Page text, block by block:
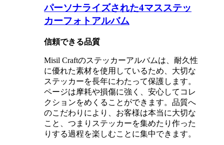
パーソナライズされた4マスステッ
カーフォトアルバム
信頼できる品質
Misil Craftのステッカーアルバムは、耐久性
に優れた素材を使用しているため、大切な
ステッカーを長年にわたって保護します。
ページは摩耗や損傷に強く、安心してコレ
クションをめくることができます。品質へ
のこだわりにより、お客様は本当に大切な
こと、つまりステッカーを集めたり作った
りする過程を楽しむことに集中できます。